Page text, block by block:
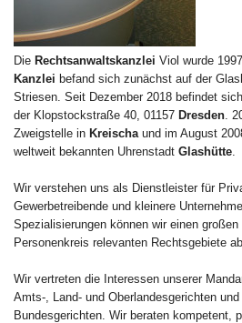
Die Rechtsanwaltskanzlei Viol wurde
Kanzlei befand sich zunächst auf der
Striesen. Seit Dezember 2018 befindet
der Klopstockstraße 40, 01157 Dresden .
Zweigstelle in Kreischa und im August
weltweit bekannten Uhrenstadt Glashütte
Wir verstehen uns als Dienstleister für
Gewerbetreibende und kleinere
Spezialisierungen können wir einen
Personenkreis relevanten Rechtsgebiete
Wir vertreten die Interessen unserer
Amts-, Land- und Oberlandesgerichten
Bundesgerichten. Wir beraten kompetent,